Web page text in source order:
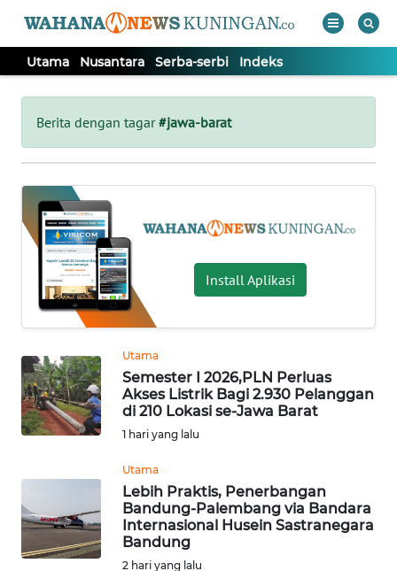
Utama Nusantara Serba-serbi Indeks
Berita dengan tagar#jawa-barat
Install Aplikasi
Utama
Semester I 2026,PLN Perluas
Akses Listrik Bagi 2.930 Pelanggan
di 210 Lokasi se-Jawa Barat
1 hari yang lalu
Utama
Lebih Praktis, Penerbangan
Bandung-Palembang via Bandara
Internasional Husein Sastranegara
Bandung
2 hari yang lalu
Tutup
UTAMA
NUSANTARA
SERBA-
SERBI
Informasi
INDEKS
BERITA
KONTAK
IKLAN